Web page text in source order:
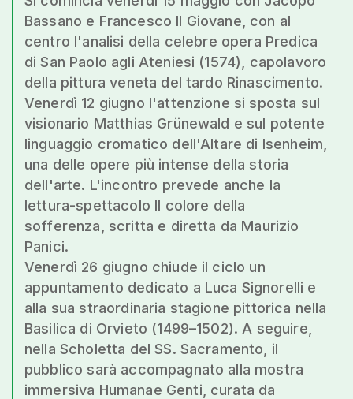
Bassano e Francesco Il Giovane, con al
centro l'analisi della celebre opera Predica
di San Paolo agli Ateniesi (1574), capolavoro
della pittura veneta del tardo Rinascimento.
Venerdì 12 giugno l'attenzione si sposta sul
visionario Matthias Grünewald e sul potente
linguaggio cromatico dell'Altare di Isenheim,
una delle opere più intense della storia
dell'arte. L'incontro prevede anche la
lettura-spettacolo Il colore della
sofferenza, scritta e diretta da Maurizio
Panici.
Venerdì 26 giugno chiude il ciclo un
appuntamento dedicato a Luca Signorelli e
alla sua straordinaria stagione pittorica nella
Basilica di Orvieto (1499–1502). A seguire,
nella Scholetta del SS. Sacramento, il
pubblico sarà accompagnato alla mostra
immersiva Humanae Genti, curata da